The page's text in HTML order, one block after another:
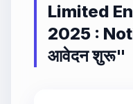
Limited
2025 :
आवेदन शुरू"